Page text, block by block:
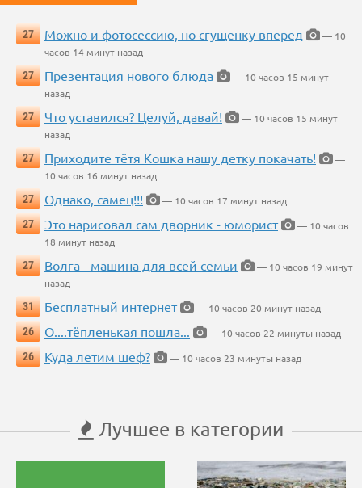
27 Можно и фотосессию, но сгущенку вперед
— 10
часов 14 минут назад
27
Презентация нового блюда
— 10 часов 15 минут
назад
27
Что уставился? Целуй, давай!
— 10 часов 15 минут
назад
27
Приходите тётя Кошка нашу детку покачать!
—
10 часов 16 минут назад
27
Однако, самец!!!
— 10 часов 17 минут назад
27
Это нарисовал сам дворник - юморист
— 10 часов
18 минут назад
27
Волга - машина для всей семьи
— 10 часов 19 минут
назад
31
Бесплатный интернет
— 10 часов 20 минут назад
26
О....тёпленькая пошла...
— 10 часов 22 минуты назад
26
Куда летим шеф? — 10 часов 23 минуты назад
Лучшее в категории